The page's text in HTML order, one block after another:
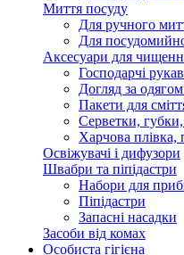
Миття посуду
Для ручного
Для
Аксесуари для
Господарчі
Догляд за
Пакети для
Серветки,
Харчова плівка,
Освіжувачі і дифузори
Швабри та піпідастри
Набори для
Піпідастри
Запасні насадки
Засоби від комах
Особиста гігієна